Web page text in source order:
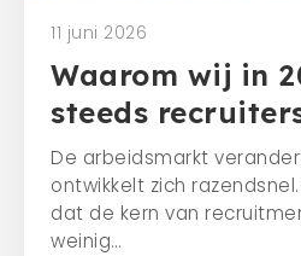
11 juni 2026
Waarom wij in
steeds
De arbeidsmarkt
ontwikkelt zich
dat de kern van
weinig…